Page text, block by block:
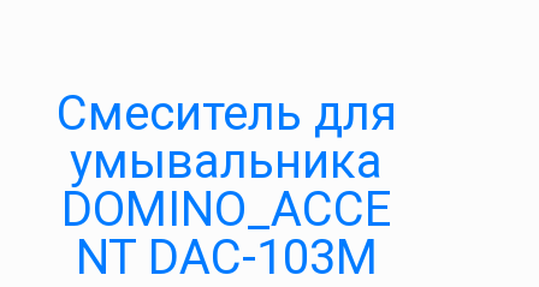
Cмеситель для
умывальника
DOMINO_ACCE
NT DAC-103M